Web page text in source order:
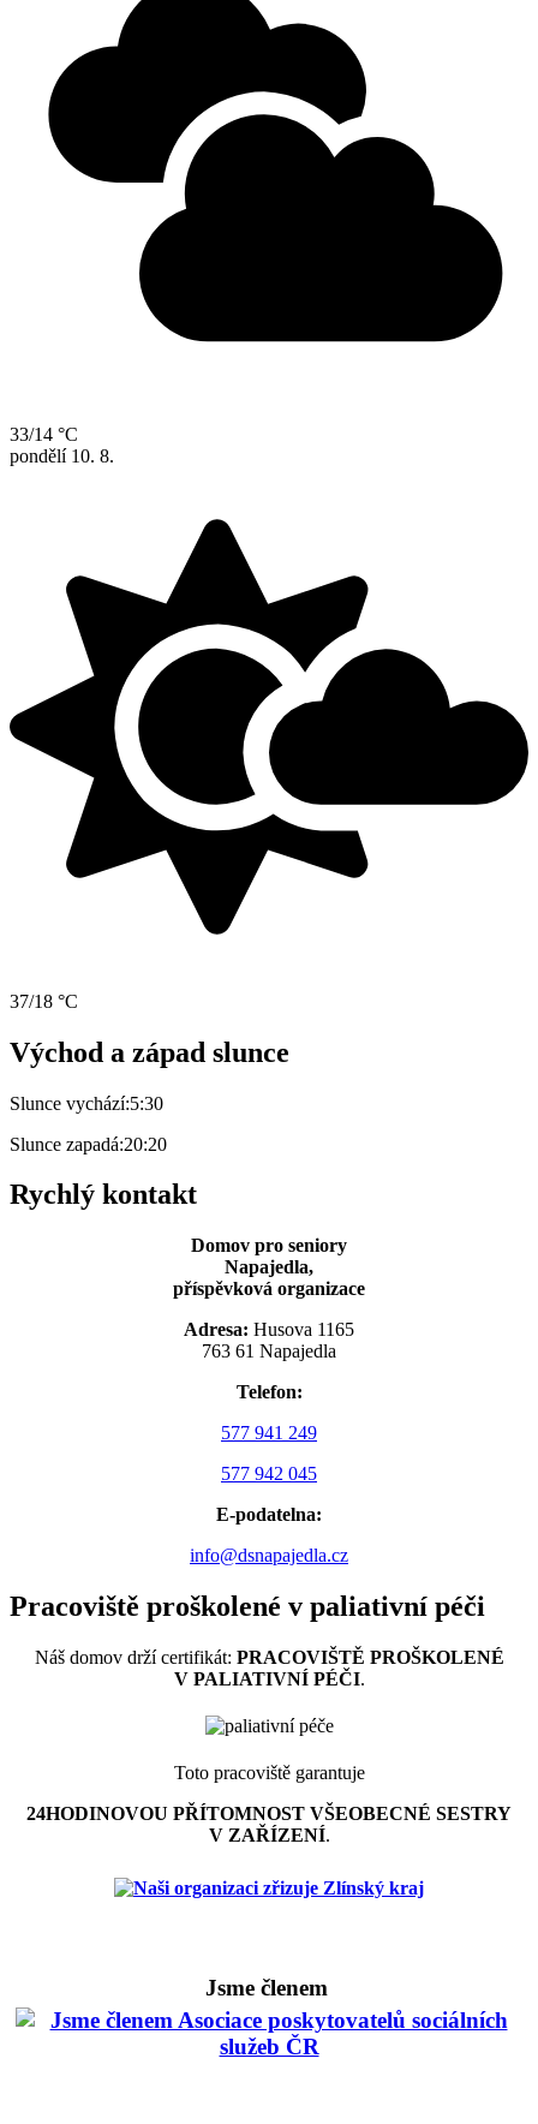
33/14 °C
pondělí 10. 8.
37/18 °C
Východ a západ slunce
Slunce vychází:5:30
Slunce zapadá:20:20
Rychlý kontakt
Domov pro seniory
Napajedla,
příspěvková organizace
Adresa: Husova 1165
763 61 Napajedla
Telefon:
577 941 249
577 942 045
E-podatelna:
info@dsnapajedla.cz
Pracoviště proškolené v paliativní péči
Náš domov drží certifikát: PRACOVIŠTĚ PROŠKOLENÉ
V PALIATIVNÍ PÉČI.
Toto pracoviště garantuje
24HODINOVOU PŘÍTOMNOST VŠEOBECNÉ SESTRY
V ZAŘÍZENÍ.
Jsme členem